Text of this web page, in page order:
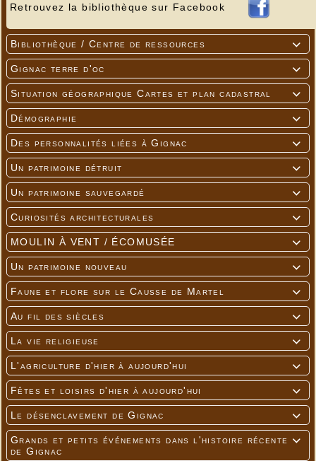
Retrouvez la bibliothèque sur Facebook

Bibliothèque / Centre de ressources

Gignac terre d'oc

Situation géographique Cartes et plan cadastral

Démographie

Des personnalités liées à Gignac

Un patrimoine détruit

Un patrimoine sauvegardé

Curiosités architecturales

MOULIN À VENT / ÉCOMUSÉE

Un patrimoine nouveau

Faune et flore sur le Causse de Martel

Au fil des siècles

La vie religieuse

L'agriculture d'hier à aujourd'hui

Fêtes et loisirs d'hier à aujourd'hui

Le désenclavement de Gignac

Grands et petits événements dans l'histoire récente
de Gignac